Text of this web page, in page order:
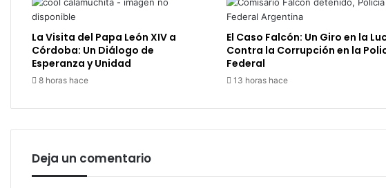
La Visita del Papa León XIV a
Córdoba: Un Diálogo de
Esperanza y Unidad
8 horas hace
El Caso Falcón: Un Giro en la
Contra la Corrupción en la
Federal
13 horas hace
Deja un comentario